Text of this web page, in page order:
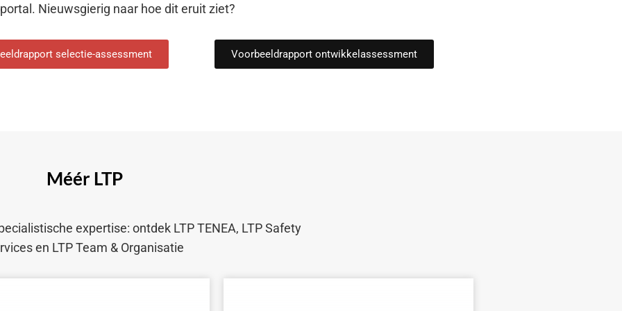
Nieuwsgierig naar hoe dit eruit ziet?
selectie-assessment Voorbeeldrapport ontwikkelassessment
Méér LTP
expertise: ontdek LTP TENEA, LTP Safety
en LTP Team & Organisatie